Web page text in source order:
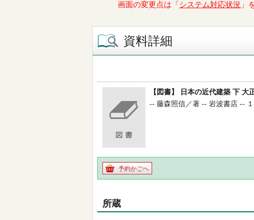
画面の変更点は「 システム対応状況 」
資料詳細
【図書】 日本の近代建築 下 大
-- 藤森照信／著 -- 岩波書店 --
予約かごへ
所蔵